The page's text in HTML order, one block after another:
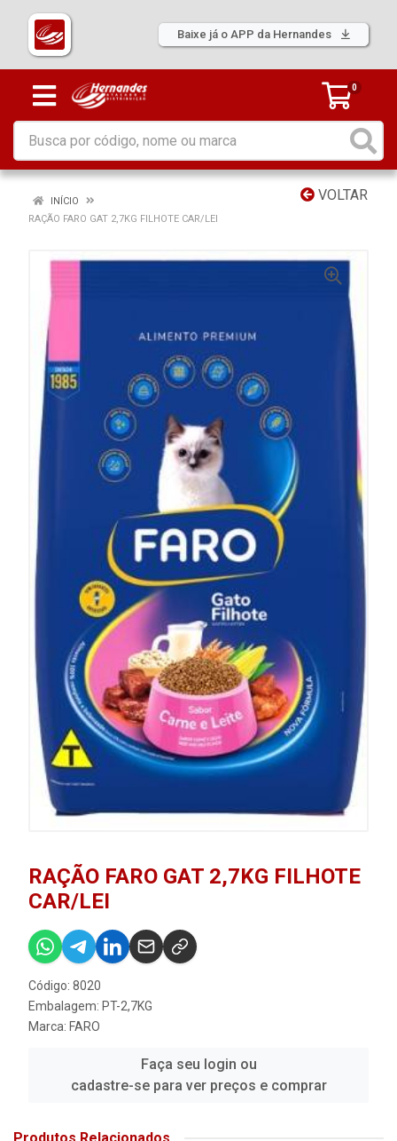
Baixe já o APP da Hernandes
0
VOLTAR
INÍCIO
RAÇÃO FARO GAT 2,7KG FILHOTE CAR/LEI
RAÇÃO FARO GAT 2,7KG FILHOTE
CAR/LEI
Código: 8020
Embalagem: PT-2,7KG
Marca: FARO
Faça seu login ou
cadastre-se para ver preços e comprar